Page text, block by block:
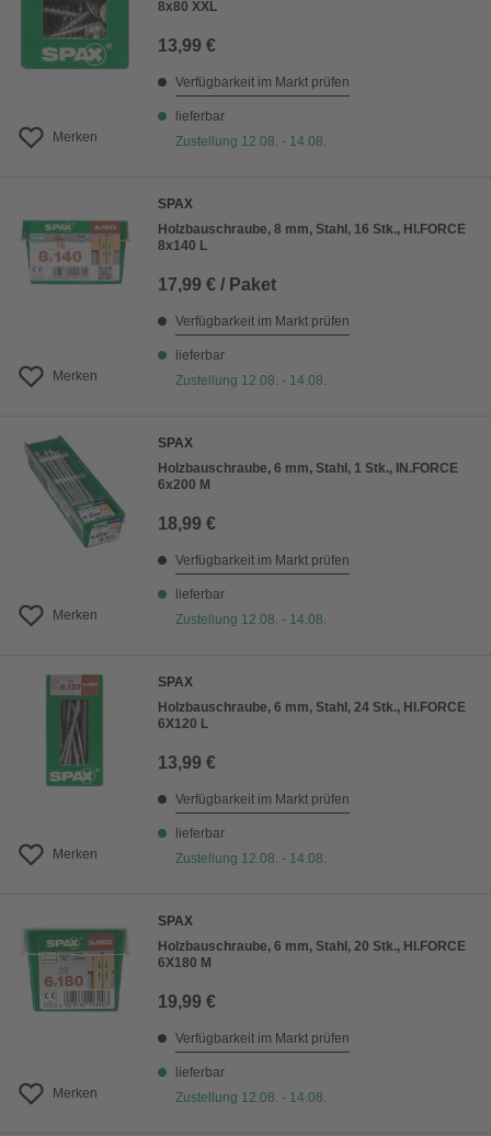
Merken
8x80 XXL
13,99 €
Verfügbarkeit im Markt prüfen
lieferbar
Zustellung 12.08. - 14.08.
Merken
SPAX
Holzbauschraube, 8 mm, Stahl, 16 Stk., HI.FORCE
8x140 L
17,99 € / Paket
Verfügbarkeit im Markt prüfen
lieferbar
Zustellung 12.08. - 14.08.
Merken
SPAX
Holzbauschraube, 6 mm, Stahl, 1 Stk., IN.FORCE
6x200 M
18,99 €
Verfügbarkeit im Markt prüfen
lieferbar
Zustellung 12.08. - 14.08.
Merken
SPAX
Holzbauschraube, 6 mm, Stahl, 24 Stk., HI.FORCE
6X120 L
13,99 €
Verfügbarkeit im Markt prüfen
lieferbar
Zustellung 12.08. - 14.08.
Merken
SPAX
Holzbauschraube, 6 mm, Stahl, 20 Stk., HI.FORCE
6X180 M
19,99 €
Verfügbarkeit im Markt prüfen
lieferbar
Zustellung 12.08. - 14.08.